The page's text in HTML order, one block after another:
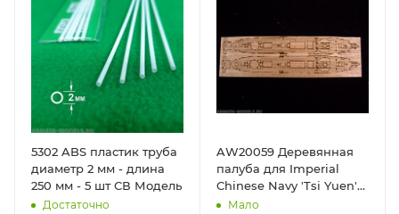
5302 ABS пластик труба
диаметр 2 мм - длина
250 мм - 5 шт СВ Модель
Достаточно
AW20059 Деревянная
палуба для Imperial
Chinese Navy 'Tsi Yuen'
ArtWox Model
Мало